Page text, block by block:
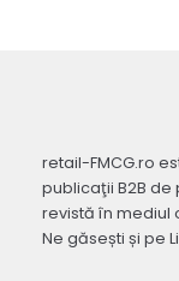
retail-FMCG.ro
publicaţii B2B de
revistă în mediul
Ne găsești și pe